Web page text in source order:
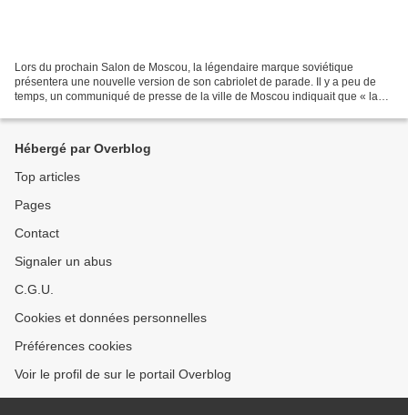
Lors du prochain Salon de Moscou, la légendaire marque soviétique
présentera une nouvelle version de son cabriolet de parade. Il y a peu de
temps, un communiqué de presse de la ville de Moscou indiquait que « la
Hébergé par Overblog
Top articles
Pages
Contact
Signaler un abus
C.G.U.
Cookies et données personnelles
Préférences cookies
Voir le profil de sur le portail Overblog